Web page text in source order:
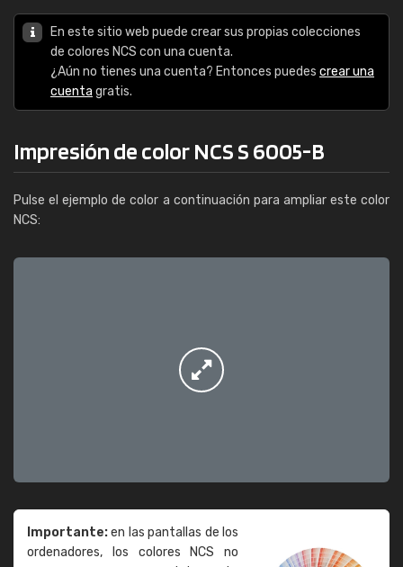
En este sitio web puede crear sus propias colecciones
de colores NCS con una cuenta.
¿Aún no tienes una cuenta? Entonces puedes crear una
cuenta gratis.
Impresión de color NCS S 6005-B
Pulse el ejemplo de color a continuación para ampliar este color
NCS:
Importante:en las pantallas de los
ordenadores, los colores NCS no